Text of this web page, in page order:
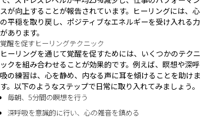
スが向上することが報告されています。ヒーリングには、心
の平穏を取り戻し、ポジティブなエネルギーを受け入れる力
があります。
覚醒を促すヒーリングテクニック
ヒーリングを通じて覚醒を促すためには、いくつかのテクニ
ックを組み合わせることが効果的です。例えば、瞑想や深呼
吸の練習は、心を静め、内なる声に耳を傾けることを助けま
す。以下のようなステップで日常に取り入れてみましょう。
毎朝、5分間の瞑想を行う
深呼吸を意識的に行い、心の雑音を鎮める